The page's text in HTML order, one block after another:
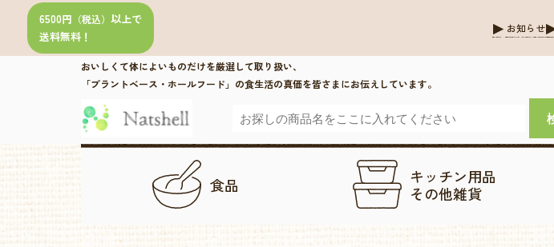
6500円 （税込） 以上で
送料無料！
お知らせ
おいしくて体によいものだけを厳選して取り扱い、
「プラントベース・ホールフード」の食生活の真価を皆さまにお伝えしています。
食品
キッチン用品
その他雑貨